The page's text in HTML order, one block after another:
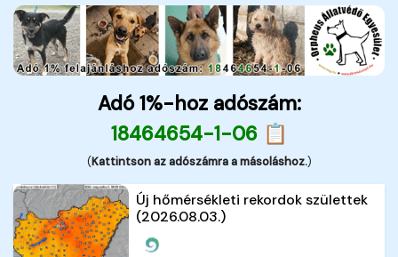
Adó 1%-hoz adószám:
18464654-1-06 📋
(Kattintson az adószámra a másoláshoz.)
Új hőmérsékleti rekordok születtek
(2026.08.03.)